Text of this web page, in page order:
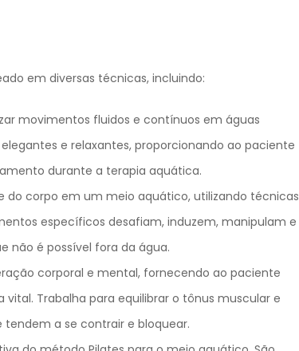
em diversas técnicas, incluindo:
movimentos fluidos e contínuos em águas
e relaxantes, proporcionando ao paciente
durante a terapia aquática.
do corpo em um meio aquático, utilizando técnicas
específicos desafiam, induzem, manipulam e
não é possível fora da água.
corporal e mental, fornecendo ao paciente
Trabalha para equilibrar o tônus muscular e
tendem a se contrair e bloquear.